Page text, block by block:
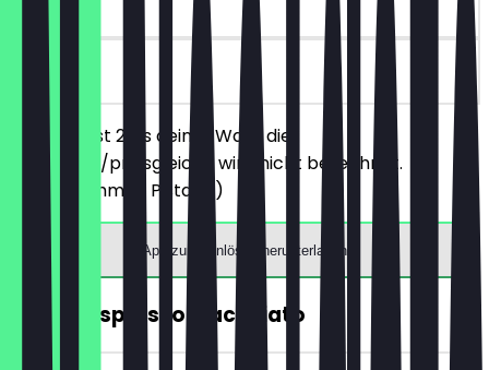
30 Tage
vor Ort
Du bestellst 2 Eis deiner Wahl, die
günstigere/preisgleiche wird nicht berechnet.
(ausgenommen Pistazie)
App zum Einlösen herunterladen
GRATIS Espresso Macchiato